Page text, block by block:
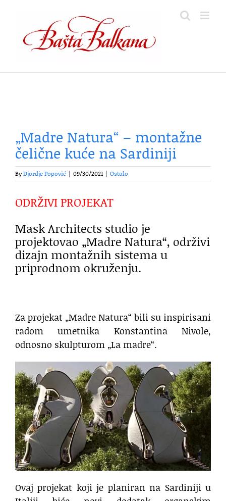
content
„Madre Natura“ – montažne
čelične kuće na Sardiniji
ByDjordje Popović 09/30/2021 Ostalo
ODRŽIVI PROJEKAT
Mask Architects studio je
projektovao „Madre Natura“, održivi
dizajn montažnih sistema u
priprodnom okruženju.
Za projekat „Madre Natura“ bili su inspirisani
radom umetnika Konstantina Nivole,
odnosno skulpturom „La madre“.
Ovaj projekat koji je planiran na Sardiniji u